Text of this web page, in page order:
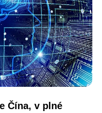
Čína, v plné